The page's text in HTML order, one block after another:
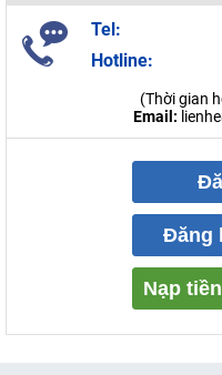
Tel:
Hotline:
(Thời gian
Email:
Đăng
Nạp